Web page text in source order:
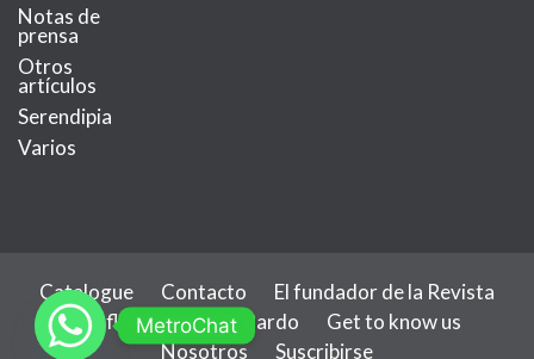
Notas de
prensa
Otros
artículos
Serendipia
Varios
Catalogue Contacto
El fundador de la Revista
Metroflor: Arnulfo A. Pardo
Get to know us
Nosotros
Suscribirse
MetroChat